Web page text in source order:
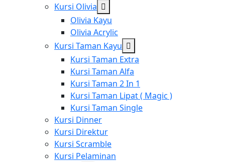
Kursi Olivia Show
sub
menu
Olivia Kayu
Olivia Acrylic
Kursi Taman Kayu Show
sub
menu
Kursi Taman Extra
Kursi Taman Alfa
Kursi Taman 2 In 1
Kursi Taman Lipat ( Magic )
Kursi Taman Single
Kursi Dinner
Kursi Direktur
Kursi Scramble
Kursi Pelaminan